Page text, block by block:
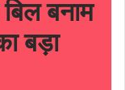
बनाम
बड़ा